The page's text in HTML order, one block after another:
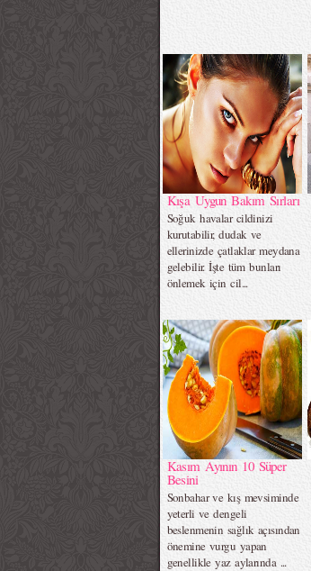
Kışa Uygun Bakım Sırları
Soğuk havalar cildinizi
kurutabilir, dudak ve
ellerinizde çatlaklar meydana
gelebilir. İşte tüm bunları
önlemek için cil...
Kasım Ayının 10 Süper
Besini
Sonbahar ve kış mevsiminde
yeterli ve dengeli
beslenmenin sağlık açısından
önemine vurgu yapan
genellikle yaz aylarında ...